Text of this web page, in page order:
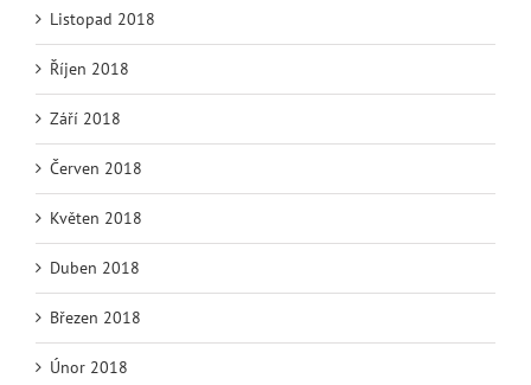
Listopad 2018
Říjen 2018
Září 2018
Červen 2018
Květen 2018
Duben 2018
Březen 2018
Únor 2018